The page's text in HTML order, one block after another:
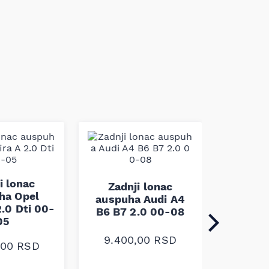
lonac
Opel
Dti 00-
RSD
Zadnji lonac
auspuha Audi A4
B6 B7 2.0 00-08
9.400,00 RSD